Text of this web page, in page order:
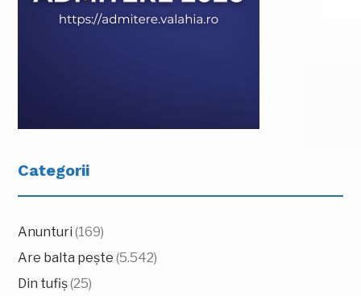
Categorii
Anunturi (169)
Are balta pește (5.542)
Din tufiș(25)